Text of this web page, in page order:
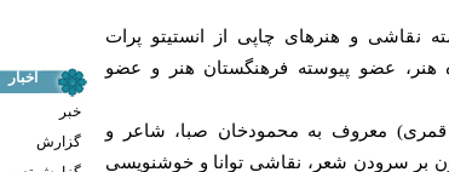
نقاشی و هنرهای چاپی از انستیتو پرات
هنر، عضو پیوسته فرهنگستان هنر و عضو
(1228-1311 هجری قمری) معروف به محمودخان صبا، شاعر و
بر سرودن شعر، نقاشی توانا و خوشنویسی
اخبار
خبر
گزارش